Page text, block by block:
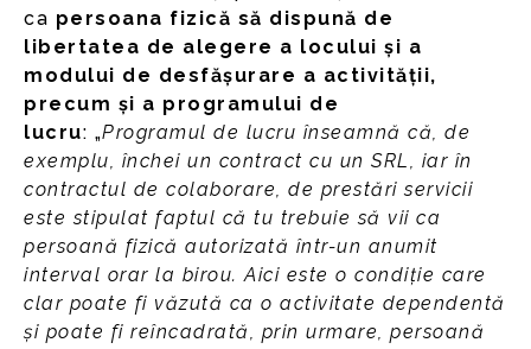
ca persoana fizică să dispună de
libertatea de alegere a locului și a
modului de desfășurare a activității,
precum și a programului de
lucru: „Programul de lucru înseamnă că, de
exemplu, închei un contract cu un SRL, iar în
contractul de colaborare, de prestări servicii
este stipulat faptul că tu trebuie să vii ca
persoană fizică autorizată într-un anumit
interval orar la birou. Aici este o condiție care
clar poate fi văzută ca o activitate dependentă
și poate fi reîncadrată, prin urmare, persoană